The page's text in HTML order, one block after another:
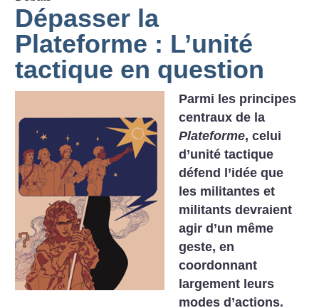
Dépasser la
Plateforme : L’unité
tactique en question
Parmi les principes
centraux de la
Plateforme, celui
d’unité tactique
défend l’idée que
les militantes et
militants devraient
agir d’un même
geste, en
coordonnant
largement leurs
modes d’actions.